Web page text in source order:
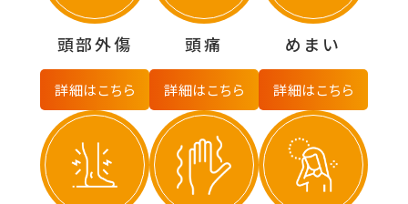
頭部外傷
詳細はこちら
頭痛
詳細はこちら
めまい
詳細はこちら